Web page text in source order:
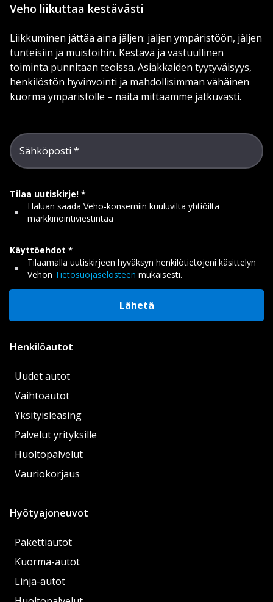
Veho liikuttaa kestävästi
Liikkuminen jättää aina jäljen: jäljen ympäristöön, jäljen
tunteisiin ja muistoihin. Kestävä ja vastuullinen
toiminta punnitaan teoissa. Asiakkaiden tyytyväisyys,
henkilöstön hyvinvointi ja mahdollisimman vähäinen
kuorma ympäristölle – näitä mittaamme jatkuvasti.
Sähköposti
Tilaa uutiskirje!
Haluan saada Veho-konserniin kuuluvilta yhtiöiltä
markkinointiviestintää
Käyttöehdot
Tilaamalla uutiskirjeen hyväksyn henkilötietojeni käsittelyn
Vehon Tietosuojaselosteen mukaisesti.
Lähetä
Henkilöautot
Uudet autot
Vaihtoautot
Yksityisleasing
Palvelut yrityksille
Huoltopalvelut
Vauriokorjaus
Hyötyajoneuvot
Pakettiautot
Kuorma-autot
Linja-autot